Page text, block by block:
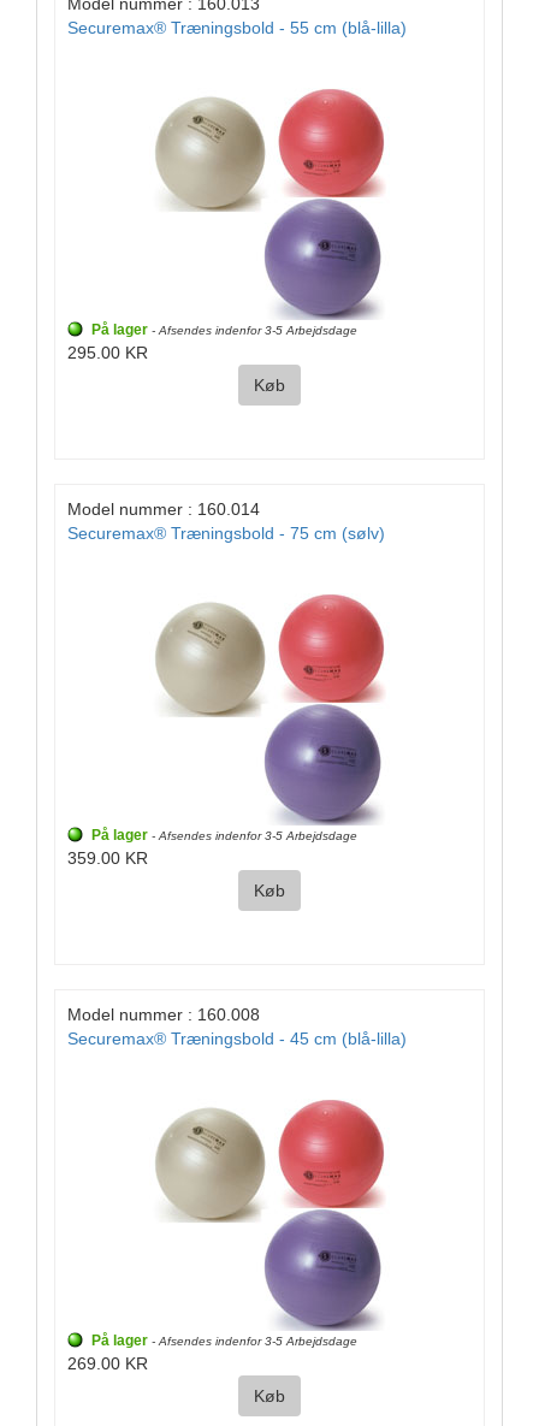
Securemax® Træningsbold - 55 cm (blå-lilla)
På lager - Afsendes indenfor 3-5 Arbejdsdage
295.00 KR
Køb
Model nummer : 160.014
Securemax® Træningsbold - 75 cm (sølv)
På lager - Afsendes indenfor 3-5 Arbejdsdage
359.00 KR
Køb
Model nummer : 160.008
Securemax® Træningsbold - 45 cm (blå-lilla)
På lager - Afsendes indenfor 3-5 Arbejdsdage
269.00 KR
Køb